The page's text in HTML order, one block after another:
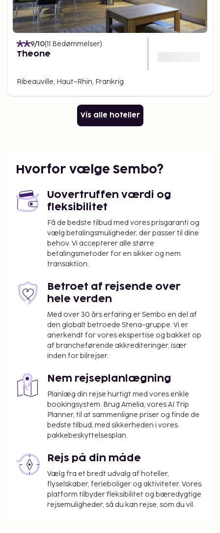
9/10(11 Bedømmelser)
Theone
Ribeauville, Haut-Rhin, Frankrig
Vis alle hoteller
Hvorfor vælge Sembo?
Uovertruffen værdi og
fleksibilitet
Få de bedste tilbud med vores prisgaranti og
vælg betalingsmuligheder, der passer til dine
behov. Vi accepterer alle større
betalingsmetoder for en sikker og nem
transaktion.
Betroet af rejsende over
hele verden
Med over 30 års erfaring er Sembo en del af
den globalt betroede Stena-gruppe. Vi er
anerkendt for vores ekspertise og bakket op
af brancheførende akkrediteringer, især
inden for bilrejser.
Nem rejseplanlægning
Planlæg din rejse hurtigt med vores enkle
bookingsystem. Brug Amelia, vores AI Trip
Planner, til at sammenligne priser og finde de
bedste tilbud, med sikkerheden i vores
pakkebeskyttelsesplan.
Rejs på din måde
Vælg fra et bredt udvalg af hoteller,
flyselskaber, ferieboliger og aktiviteter. Vores
platform tilbyder fleksibilitet og bæredygtige
rejsemuligheder, så du kan rejse, som du vil.